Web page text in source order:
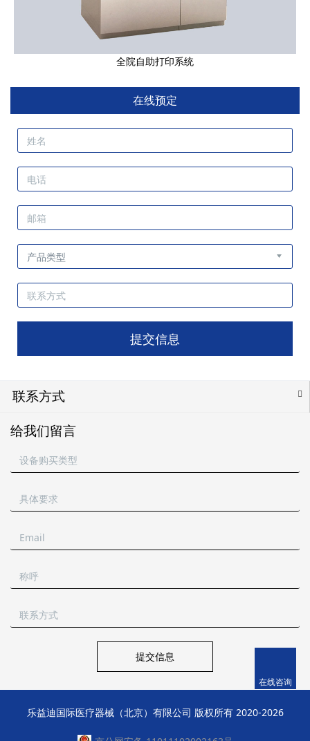
全院自助打印系统
在线预定
提交信息
联系方式
给我们留言
提交信息
乐益迪国际医疗器械（北京）有限公司 版权所有 2020-2026
在线咨询